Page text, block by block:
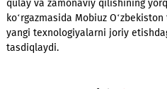
abonentlarga nafaqat ovozli,
va yordam ko‘rsatish kiradi.